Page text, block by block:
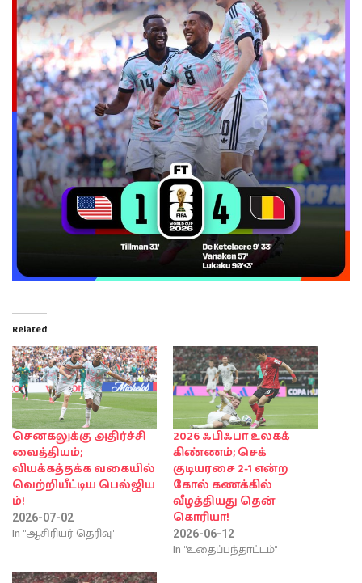
Related
செனகலுக்கு அதிர்ச்சி
வைத்தியம்;
வியக்கத்தக்க வகையில்
வெற்றியீட்டிய பெல்ஜிய
ம்!
2026-07-02
In "ஆசிரியர் தெரிவு"
2026 ஃபிஃபா உலகக்
கிண்ணம்; செக்
குடியரசை 2-1 என்ற
கோல் கணக்கில்
வீழத்தியது தென்
கொரியா!
2026-06-12
In "உதைப்பந்தாட்டம்"